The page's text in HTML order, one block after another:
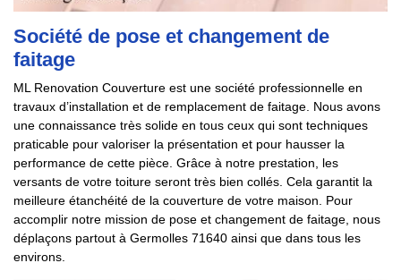
Société de pose et changement de
faitage
ML Renovation Couverture est une société professionnelle en
travaux d’installation et de remplacement de faitage. Nous avons
une connaissance très solide en tous ceux qui sont techniques
praticable pour valoriser la présentation et pour hausser la
performance de cette pièce. Grâce à notre prestation, les
versants de votre toiture seront très bien collés. Cela garantit la
meilleure étanchéité de la couverture de votre maison. Pour
accomplir notre mission de pose et changement de faitage, nous
déplaçons partout à Germolles 71640 ainsi que dans tous les
environs.